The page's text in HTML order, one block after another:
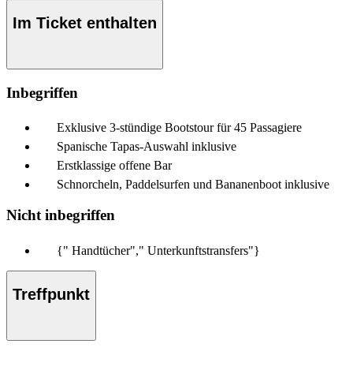
Im Ticket enthalten
Inbegriffen
Exklusive 3-stündige Bootstour für 45 Passagiere
Spanische Tapas-Auswahl inklusive
Erstklassige offene Bar
Schnorcheln, Paddelsurfen und Bananenboot inklusive
Nicht inbegriffen
{" Handtücher"," Unterkunftstransfers"}
Treffpunkt